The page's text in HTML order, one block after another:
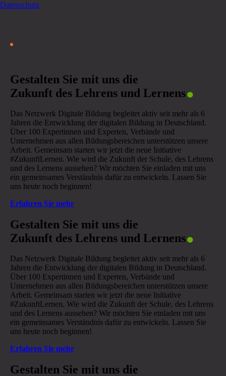
Datenschutz
Gestalten Sie mit uns die
Zukunft des Lehrens und Lernens.
Das Netzwerk Digitale Bildung begleitet aktiv seit mehr als 6
Jahren die Entwicklung der digitalen Bildung in Deutschland.
Über 100 Expertinnen und Experten, Verbände und
Unternehmen aus allen Bildungsbereichen unterstützen unsere
Arbeit. Gemeinsam starten wir jetzt die neue Initiative
#ZukunftLernen. Wie wird die Zukunft der Schule, des Lehrens
und des Lernens aussehen? Wir möchten Sie einladen mit uns
ein gemeinsames Verständnis dafür zu entwickeln. Lassen Sie
uns heute noch beginnen!
Erfahren Sie mehr
Gestalten Sie mit uns die
Zukunft des Lehrens und Lernens.
Das Netzwerk Digitale Bildung begleitet aktiv seit mehr als 6
Jahren die Entwicklung der digitalen Bildung in Deutschland.
Über 100 Expertinnen und Experten, Verbände und
Unternehmen aus allen Bildungsbereichen unterstützen unsere
Arbeit. Gemeinsam starten wir jetzt die neue Initiative
#ZukunftLernen. Wie wird die Zukunft der Schule, des Lehrens
und des Lernens aussehen? Wir möchten Sie einladen mit uns
ein gemeinsames Verständnis dafür zu entwickeln. Lassen Sie
uns heute noch beginnen!
Erfahren Sie mehr
Gestalten Sie mit uns die